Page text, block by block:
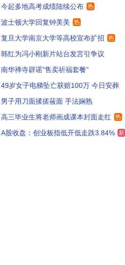
今起多地高考成绩陆续公布 热
波士顿大学回复钟美美 热
复旦大学南京大学等高校宣布扩招 热
韩红为冯小刚新片站台发言引争议
南华禅寺辟谣"售卖祈福套餐"
49岁女子电梯坠亡获赔100万 今日安葬
男子用刀面揉搓莜面 手法娴熟
高三毕业生将老师画成课本封面走红 热
A股收盘：创业板指低开低走跌3.84% 新